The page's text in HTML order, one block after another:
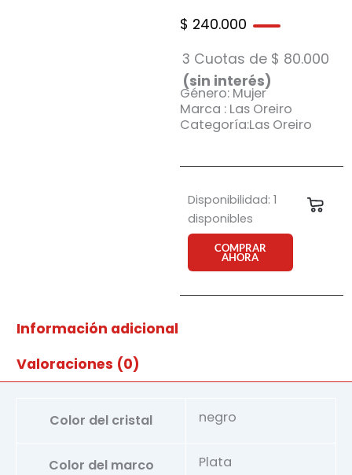
$ 240.000
3 Cuotas de $ 80.000
(sin interés)
Género: Mujer
Marca : Las Oreiro
Categoría:Las Oreiro
Disponibilidad: 1
disponibles
Anteojo
de
Natalia
Oreiro
7438
C3
COMPRAR
AHORA
Información adicional
Valoraciones (0)
Color del cristal negro
Color del marco Plata